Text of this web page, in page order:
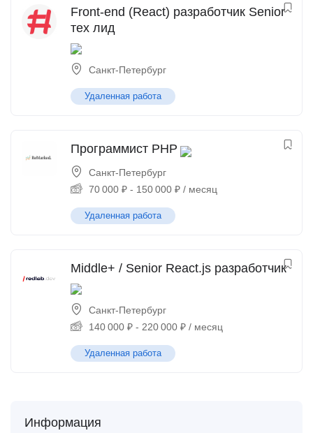
Front-end (React) разработчик Senior
тех лид
Санкт-Петербург
Удаленная работа
Программист PHP
Санкт-Петербург
70 000 ₽ - 150 000 ₽ / месяц
Удаленная работа
Middle+ / Senior React.js разработчик
Санкт-Петербург
140 000 ₽ - 220 000 ₽ / месяц
Удаленная работа
Информация